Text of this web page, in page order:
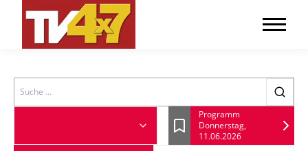
Search
Lesezeichen
Programm
Donnerstag,
11.06.2026